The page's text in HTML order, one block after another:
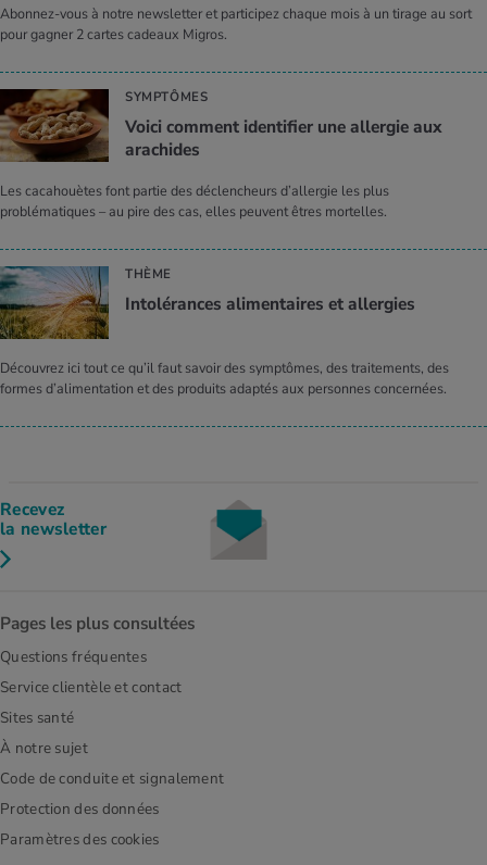
Abonnez-vous à notre newsletter et participez chaque mois à un tirage au sort
pour gagner 2 cartes cadeaux Migros.
SYMPTÔMES
Voici comment identifier une allergie aux
arachides
Les cacahouètes font partie des déclencheurs d’allergie les plus
problématiques – au pire des cas, elles peuvent êtres mortelles.
THÈME
Intolérances alimentaires et allergies
Découvrez ici tout ce qu’il faut savoir des symptômes, des traitements, des
formes d’alimentation et des produits adaptés aux personnes concernées.
Recevez
la newsletter
Pages les plus consultées
Questions fréquentes
Service clientèle et contact
Sites santé
À notre sujet
Code de conduite et signalement
Protection des données
Paramètres des cookies